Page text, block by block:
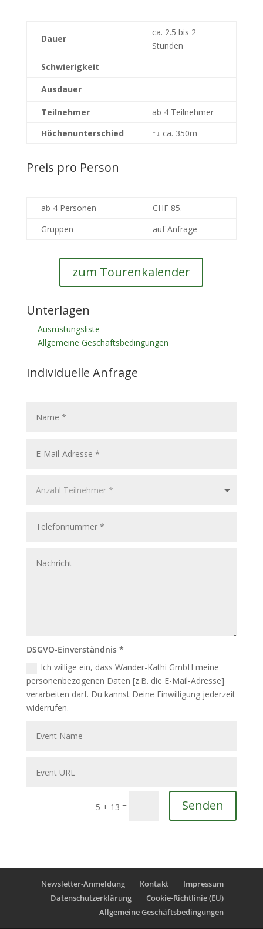
Dauer
ca. 2.5 bis 2
Stunden
Schwierigkeit
Ausdauer
Teilnehmer
ab 4 Teilnehmer
Höchenunterschied
↑↓ ca. 350m
Preis pro Person
ab 4 Personen
CHF 85.-
Gruppen
auf Anfrage
zum Tourenkalender
Unterlagen
Ausrüstungsliste
Allgemeine Geschäftsbedingungen
Individuelle Anfrage
DSGVO-Einverständnis *
Ich willige ein, dass Wander-Kathi GmbH meine
personenbezogenen Daten [z.B. die E-Mail-Adresse]
verarbeiten darf. Du kannst Deine Einwilligung jederzeit
widerrufen.
5 + 13 = Senden
Newsletter-Anmeldung Kontakt
Impressum
Datenschutzerklärung
Cookie-Richtlinie (EU)
Allgemeine Geschäftsbedingungen